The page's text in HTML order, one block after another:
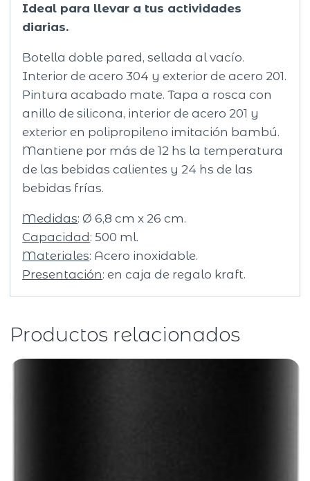
Ideal para llevar a tus actividades
diarias.
Botella doble pared, sellada al vacío.
Interior de acero 304 y exterior de acero 201.
Pintura acabado mate. Tapa a rosca con
anillo de silicona, interior de acero 201 y
exterior en polipropileno imitación bambú.
Mantiene por más de 12 hs la temperatura
de las bebidas calientes y 24 hs de las
bebidas frías.
Medidas: Ø 6,8 cm x 26 cm.
Capacidad: 500 ml.
Materiales: Acero inoxidable.
Presentación: en caja de regalo kraft.
Productos relacionados